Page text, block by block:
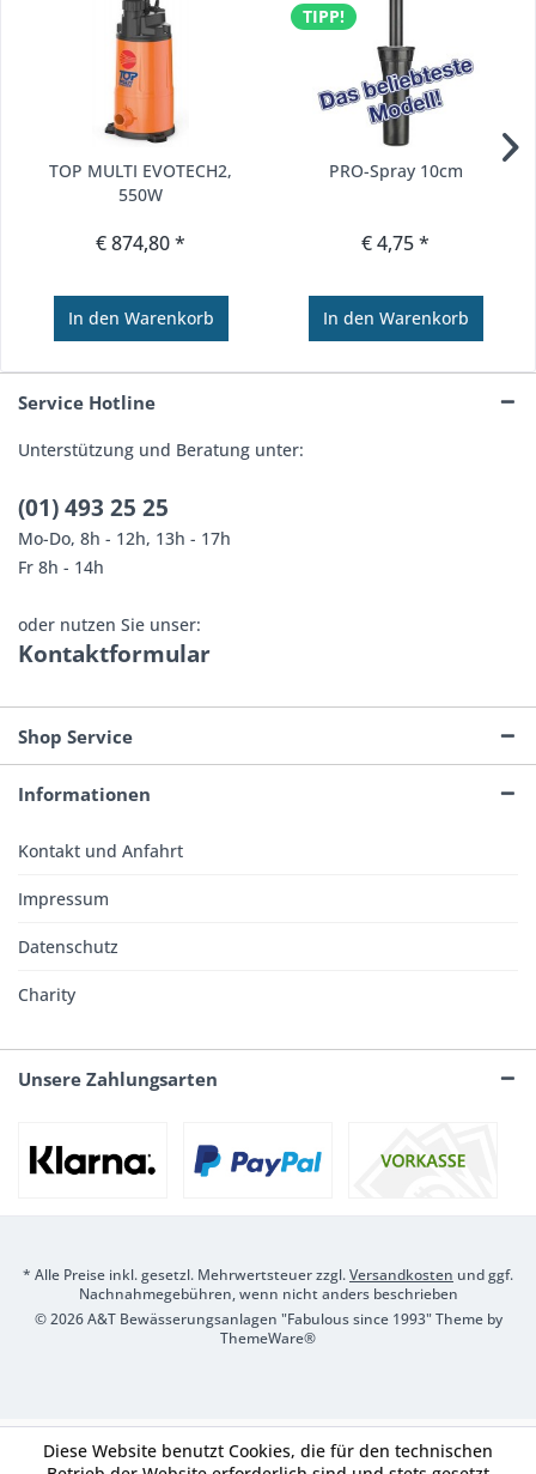
TOP MULTI EVOTECH2,
550W
€ 874,80 *
In den Warenkorb
TIPP!
PRO-Spray 10cm
€ 4,75 *
In den Warenkorb
Service Hotline
Unterstützung und Beratung unter:
(01) 493 25 25
Mo-Do, 8h - 12h, 13h - 17h
Fr 8h - 14h
oder nutzen Sie unser:
Kontaktformular
Shop Service
Informationen
Kontakt und Anfahrt
Impressum
Datenschutz
Charity
Unsere Zahlungsarten
* Alle Preise inkl. gesetzl. Mehrwertsteuer zzgl.Versandkosten und ggf.
Nachnahmegebühren, wenn nicht anders beschrieben
© 2026 A&T Bewässerungsanlagen "Fabulous since 1993" Theme by
ThemeWare®
Diese Website benutzt Cookies, die für den technischen